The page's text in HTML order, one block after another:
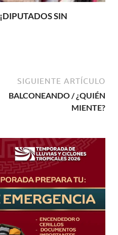
SIN
SIGUIENTE ARTÍCULO
BALCONEANDO / ¿QUIÉN
MIENTE?